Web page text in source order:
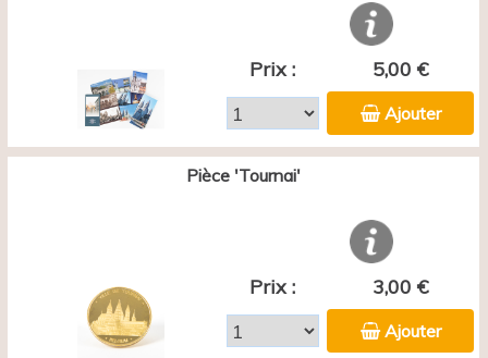
Prix : 5,00 €
Ajouter
Pièce 'Tournai'
Prix : 3,00 €
Ajouter